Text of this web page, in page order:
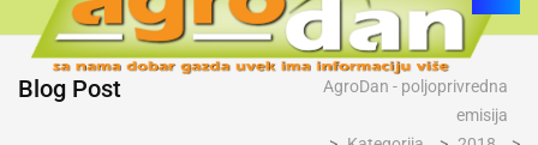
Blog Post
AgroDan - poljoprivredna
emisija